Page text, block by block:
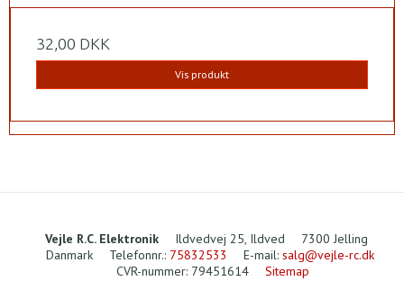
32,00 DKK
Vis produkt
Vejle R.C. Elektronik Ildvedvej 25, Ildved
7300 Jelling
Danmark
Telefonnr.: 75832533 E-mail: salg@vejle-rc.dk
CVR-nummer: 79451614 Sitemap